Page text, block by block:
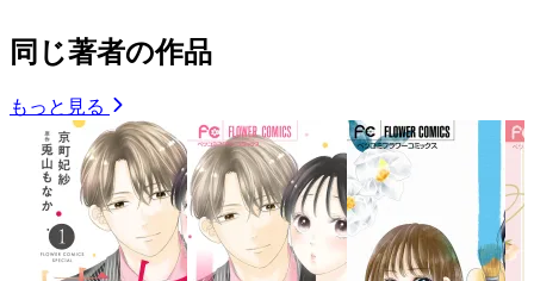
同じ著者の作品
もっと見る